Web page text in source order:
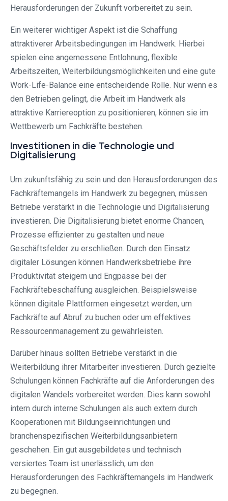
Herausforderungen der Zukunft vorbereitet zu sein.
Ein weiterer wichtiger Aspekt ist die Schaffung
attraktiverer Arbeitsbedingungen im Handwerk. Hierbei
spielen eine angemessene Entlohnung, flexible
Arbeitszeiten, Weiterbildungsmöglichkeiten und eine gute
Work-Life-Balance eine entscheidende Rolle. Nur wenn es
den Betrieben gelingt, die Arbeit im Handwerk als
attraktive Karriereoption zu positionieren, können sie im
Wettbewerb um Fachkräfte bestehen.
Investitionen in die Technologie und
Digitalisierung
Um zukunftsfähig zu sein und den Herausforderungen des
Fachkräftemangels im Handwerk zu begegnen, müssen
Betriebe verstärkt in die Technologie und Digitalisierung
investieren. Die Digitalisierung bietet enorme Chancen,
Prozesse effizienter zu gestalten und neue
Geschäftsfelder zu erschließen. Durch den Einsatz
digitaler Lösungen können Handwerksbetriebe ihre
Produktivität steigern und Engpässe bei der
Fachkräftebeschaffung ausgleichen. Beispielsweise
können digitale Plattformen eingesetzt werden, um
Fachkräfte auf Abruf zu buchen oder um effektives
Ressourcenmanagement zu gewährleisten.
Darüber hinaus sollten Betriebe verstärkt in die
Weiterbildung ihrer Mitarbeiter investieren. Durch gezielte
Schulungen können Fachkräfte auf die Anforderungen des
digitalen Wandels vorbereitet werden. Dies kann sowohl
intern durch interne Schulungen als auch extern durch
Kooperationen mit Bildungseinrichtungen und
branchenspezifischen Weiterbildungsanbietern
geschehen. Ein gut ausgebildetes und technisch
versiertes Team ist unerlässlich, um den
Herausforderungen des Fachkräftemangels im Handwerk
zu begegnen.